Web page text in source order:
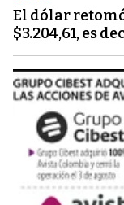
El dólar
$3.204,61, es